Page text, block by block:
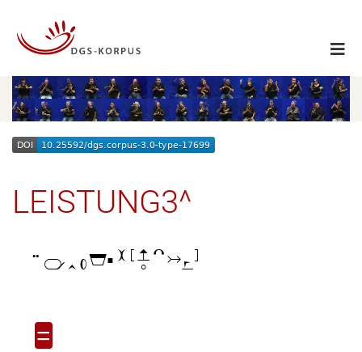
LEISTUNG3^

=